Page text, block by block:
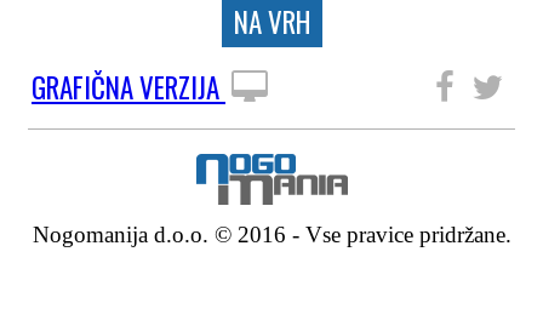
NA VRH
GRAFIČNA VERZIJA
Nogomanija d.o.o. © 2016 - Vse pravice pridržane.